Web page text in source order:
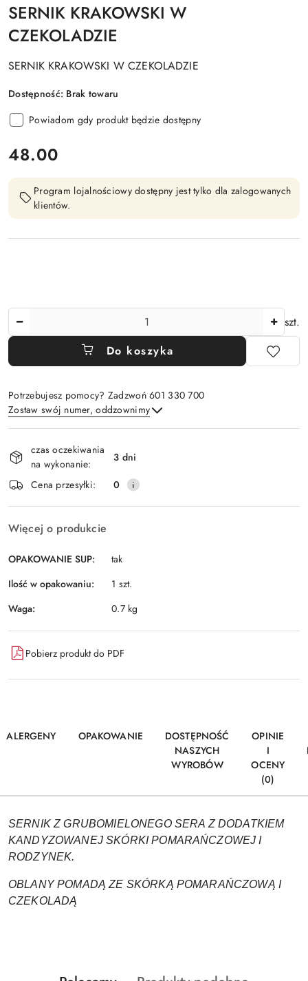
SERNIK KRAKOWSKI W
CZEKOLADZIE
SERNIK KRAKOWSKI W CZEKOLADZIE
Dostępność: Brak towaru
Powiadom gdy produkt będzie dostępny
cena:
48.00
Program lojalnościowy dostępny jest tylko dla zalogowanych
klientów.
szt.
Do koszyka
Potrzebujesz pomocy? Zadzwoń 601 330 700
Zostaw swój numer, oddzownimy
i
dostawa
czas oczekiwania
na wykonanie:
3 dni
Cena przesyłki:
0
Więcej o produkcie
OPAKOWANIE SUP:
tak
Ilość w opakowaniu:
1 szt.
Waga:
0.7 kg
Pobierz produkt do PDF
ALERGENY OPAKOWANIE
DOSTĘPNOŚĆ
NASZYCH
WYROBÓW
OPINIE
I
OCENY
(0)
SERNIK Z GRUBOMIELONEGO SERA Z DODATKIEM
KANDYZOWANEJ SKÓRKI POMARAŃCZOWEJ I
RODZYNEK.
OBLANY POMADĄ ZE SKÓRKĄ POMARAŃCZOWĄ I
CZEKOLADĄ